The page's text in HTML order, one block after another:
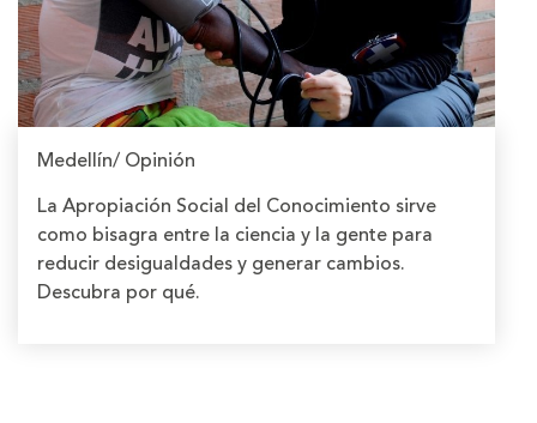
Medellín/ Opinión
La Apropiación Social del Conocimiento sirve
como bisagra entre la ciencia y la gente para
reducir desigualdades y generar cambios.
Descubra por qué.